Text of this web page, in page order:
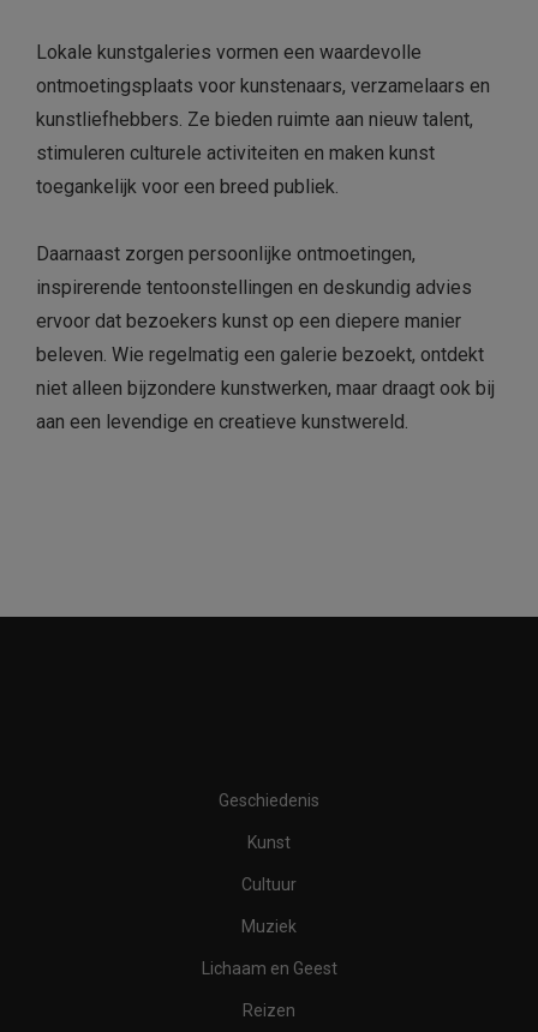
Lokale kunstgaleries vormen een waardevolle
ontmoetingsplaats voor kunstenaars, verzamelaars en
kunstliefhebbers. Ze bieden ruimte aan nieuw talent,
stimuleren culturele activiteiten en maken kunst
toegankelijk voor een breed publiek.
Daarnaast zorgen persoonlijke ontmoetingen,
inspirerende tentoonstellingen en deskundig advies
ervoor dat bezoekers kunst op een diepere manier
beleven. Wie regelmatig een galerie bezoekt, ontdekt
niet alleen bijzondere kunstwerken, maar draagt ook bij
aan een levendige en creatieve kunstwereld.
Geschiedenis
Kunst
Cultuur
Muziek
Lichaam en Geest
Reizen